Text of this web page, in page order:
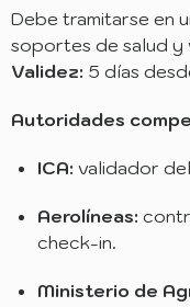
Debe tramitarse en
soportes de salud y
Validez: 5 días
Autoridades
ICA: validador
Aerolíneas:
check-in.
Ministerio de